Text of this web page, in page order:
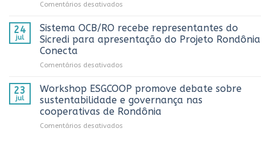
de
comunicação
cooperativista
no
AnuárioCoop
Comentários desativados
OCB/RO
prestigia
comemoração
Caminhoneiro
promovida
pela
Cooperativa
24
jul
Sistema OCB/RO recebe representantes do
Sicredi para apresentação do Projeto Rondônia
Conecta
Comentários desativados
OCB/RO
recebe
representantes
do
23
jul
Workshop ESGCOOP promove debate sobre
sustentabilidade e governança nas
cooperativas de Rondônia
Comentários desativados